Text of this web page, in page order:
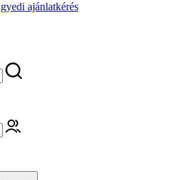
ajánlatkérés